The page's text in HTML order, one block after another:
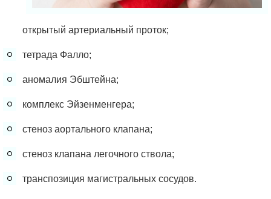
открытый артериальный проток;
тетрада Фалло;
аномалия Эбштейна;
комплекс Эйзенменгера;
стеноз аортального клапана;
стеноз клапана легочного ствола;
транспозиция магистральных сосудов.